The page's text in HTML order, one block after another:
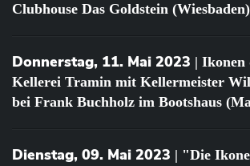
Clubhouse Das Goldstein (Wiesbaden)
Donnerstag, 11. Mai 2023 | Ikonen
Kellerei Tramin mit Kellermeister
bei Frank Buchholz im Bootshaus
Dienstag, 09. Mai 2023 | "Die